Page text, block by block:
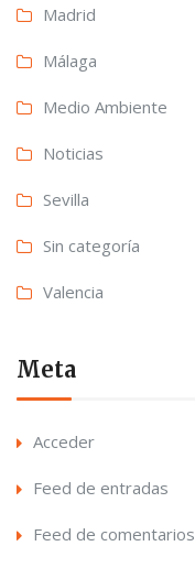
Madrid
Málaga
Medio Ambiente
Noticias
Sevilla
Sin categoría
Valencia
Meta
Acceder
Feed de entradas
Feed de comentarios